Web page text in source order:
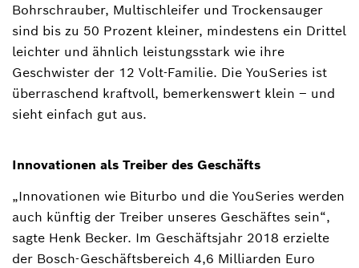
Bohrschrauber, Multischleifer und Trockensauger
sind bis zu 50 Prozent kleiner, mindestens ein Drittel
leichter und ähnlich leistungsstark wie ihre
Geschwister der 12 Volt-Familie. Die YouSeries ist
überraschend kraftvoll, bemerkenswert klein – und
sieht einfach gut aus.
Innovationen als Treiber des Geschäfts
„Innovationen wie Biturbo und die YouSeries werden
auch künftig der Treiber unseres Geschäftes sein“,
sagte Henk Becker. Im Geschäftsjahr 2018 erzielte
der Bosch-Geschäftsbereich 4,6 Milliarden Euro